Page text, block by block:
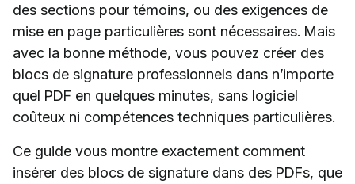
des sections pour témoins, ou des exigences de
mise en page particulières sont nécessaires. Mais
avec la bonne méthode, vous pouvez créer des
blocs de signature professionnels dans n’importe
quel PDF en quelques minutes, sans logiciel
coûteux ni compétences techniques particulières.
Ce guide vous montre exactement comment
insérer des blocs de signature dans des PDFs, que